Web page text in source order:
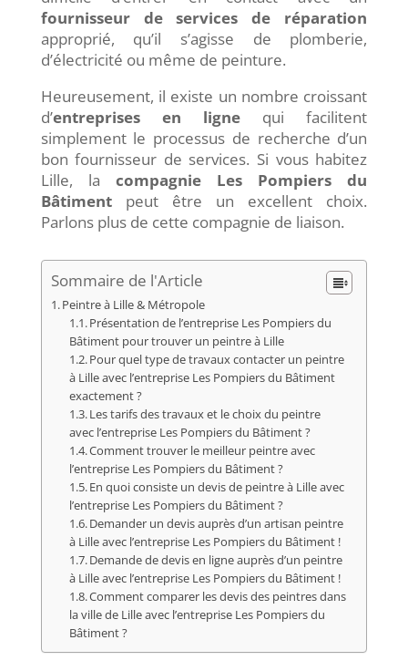
fournisseur de services de réparation
approprié, qu’il s’agisse de plomberie,
d’électricité ou même de peinture.
Heureusement, il existe un nombre croissant
d’entreprises en ligne qui facilitent
simplement le processus de recherche d’un
bon fournisseur de services. Si vous habitez
Lille, la compagnie Les Pompiers du
Bâtimentpeut être un excellent choix.
Parlons plus de cette compagnie de liaison.
Sommaire de l'Article
Peintre à Lille & Métropole
Présentation de l’entreprise Les Pompiers du
Bâtiment pour trouver un peintre à Lille
Pour quel type de travaux contacter un peintre
à Lille avec l’entreprise Les Pompiers du Bâtiment
exactement ?
Les tarifs des travaux et le choix du peintre
avec l’entreprise Les Pompiers du Bâtiment ?
Comment trouver le meilleur peintre avec
l’entreprise Les Pompiers du Bâtiment ?
En quoi consiste un devis de peintre à Lille avec
l’entreprise Les Pompiers du Bâtiment ?
Demander un devis auprès d’un artisan peintre
à Lille avec l’entreprise Les Pompiers du Bâtiment !
Demande de devis en ligne auprès d’un peintre
à Lille avec l’entreprise Les Pompiers du Bâtiment !
Comment comparer les devis des peintres dans
la ville de Lille avec l’entreprise Les Pompiers du
Bâtiment ?